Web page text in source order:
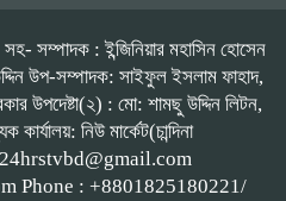
সম্পাদক : ইন্জিনিয়ার মহাসিন হোসেন
উপ-সম্পাদক: সাইফুল ইসলাম ফাহাদ,
উপদেষ্টা(২) : মো: শামছু উদ্দিন লিটন,
কার্যালয়: নিউ মার্কেট(চান্দিনা
:24hrstvbd@gmail.com
Phone : +8801825180221/